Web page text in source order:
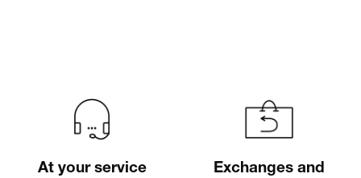
At your service
Exchanges and